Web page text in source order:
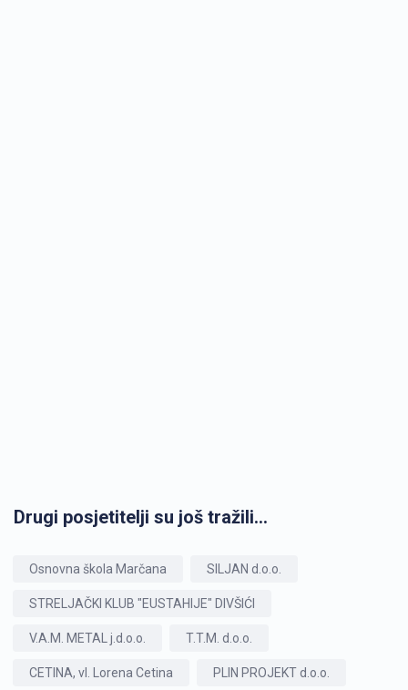
Drugi posjetitelji su još tražili...
Osnovna škola Marčana SILJAN d.o.o.
STRELJAČKI KLUB "EUSTAHIJE" DIVŠIĆI
V.A.M. METAL j.d.o.o. T.T.M. d.o.o.
CETINA, vl. Lorena Cetina PLIN PROJEKT d.o.o.